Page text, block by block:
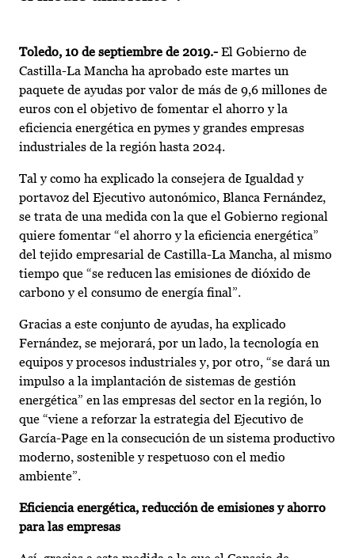
Toledo, 10 de septiembre de 2019.- El Gobierno de
Castilla-La Mancha ha aprobado este martes un
paquete de ayudas por valor de más de 9,6 millones de
euros con el objetivo de fomentar el ahorro y la
eficiencia energética en pymes y grandes empresas
industriales de la región hasta 2024.
Tal y como ha explicado la consejera de Igualdad y
portavoz del Ejecutivo autonómico, Blanca Fernández,
se trata de una medida con la que el Gobierno regional
quiere fomentar “el ahorro y la eficiencia energética”
del tejido empresarial de Castilla-La Mancha, al mismo
tiempo que “se reducen las emisiones de dióxido de
carbono y el consumo de energía final”.
Gracias a este conjunto de ayudas, ha explicado
Fernández, se mejorará, por un lado, la tecnología en
equipos y procesos industriales y, por otro, “se dará un
impulso a la implantación de sistemas de gestión
energética” en las empresas del sector en la región, lo
que “viene a reforzar la estrategia del Ejecutivo de
García-Page en la consecución de un sistema productivo
moderno, sostenible y respetuoso con el medio
ambiente”.
Eficiencia energética, reducción de emisiones y ahorro
para las empresas